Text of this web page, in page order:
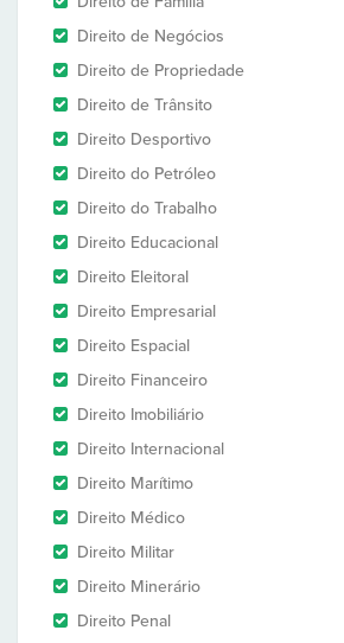
Direito de Negócios
Direito de Propriedade
Direito de Trânsito
Direito Desportivo
Direito do Petróleo
Direito do Trabalho
Direito Educacional
Direito Eleitoral
Direito Empresarial
Direito Espacial
Direito Financeiro
Direito Imobiliário
Direito Internacional
Direito Marítimo
Direito Médico
Direito Militar
Direito Minerário
Direito Penal